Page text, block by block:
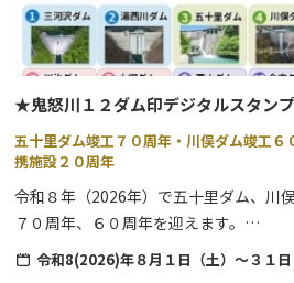
●ナチュラルパ－クツアー
奥日光の大自然をバスで巡る、ゆった
す。
⇒ 詳細はこちら
●坐禅体験
世界遺産 日光の社寺エリアで、心整う
ーです。
（令和5年9月15日（金）～令和6年9月
★鬼怒川１２ダム印デジタルスタン
五十里ダム竣工７０周年・川俣ダム竣工
携施設２０周年
令和８年（2026年）で五十里ダム、川
７０周年、６０周年を迎えます。
これを記念して、管内４ダムに加え、栃
業局、東京電力リニューアブルパワー
令和8(2026)年８月１日（土）～３１日